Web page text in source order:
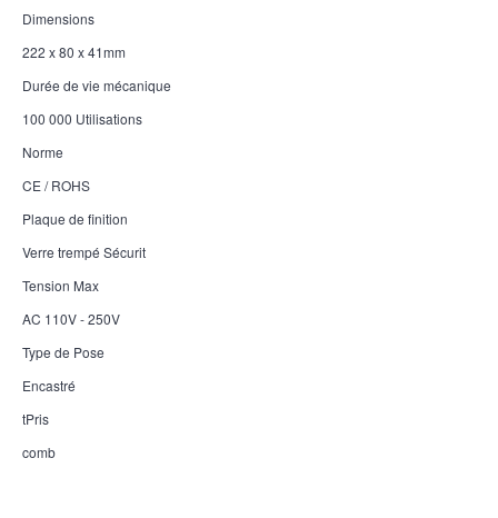
Dimensions
222 x 80 x 41mm
Durée de vie mécanique
100 000 Utilisations
Norme
CE / ROHS
Plaque de finition
Verre trempé Sécurit
Tension Max
AC 110V - 250V
Type de Pose
Encastré
tPris
comb